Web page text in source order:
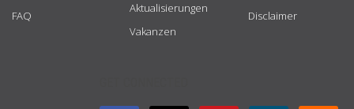
FAQ
Aktualisierungen
Vakanzen
Disclaimer